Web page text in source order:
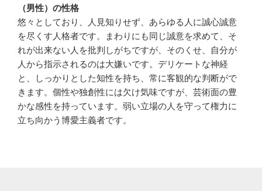
（男性）の性格
悠々としており、人見知りせず、あらゆる人に誠心誠意
を尽くす人格者です。まわりにも同じ誠意を求めて、そ
れが出来ない人を批判しがちですが、そのくせ、自分が
人から指示されるのは大嫌いです。デリケートな神経
と、しっかりとした知性を持ち、常に客観的な判断がで
きます。個性や独創性には欠け気味ですが、芸術面の豊
かな感性を持っています。弱い立場の人を守って権力に
立ち向かう博愛主義者です。